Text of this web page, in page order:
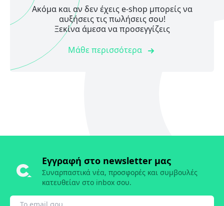
Ακόμα και αν δεν έχεις e-shop μπορείς να
αυξήσεις τις πωλήσεις σου!
Ξεκίνα άμεσα να προσεγγίζεις
Μάθε περισσότερα
Εγγραφή στο newsletter μας
Συναρπαστικά νέα, προσφορές και συμβουλές
κατευθείαν στο inbox σου.